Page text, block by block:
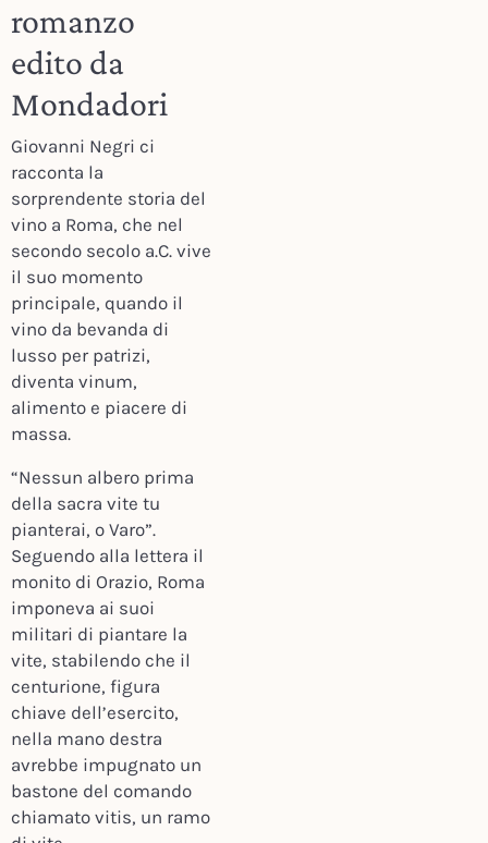
romanzo
edito da
Mondadori
Giovanni Negri ci
racconta la
sorprendente storia del
vino a Roma, che nel
secondo secolo a.C. vive
il suo momento
principale, quando il
vino da bevanda di
lusso per patrizi,
diventa vinum,
alimento e piacere di
massa.
“Nessun albero prima
della sacra vite tu
pianterai, o Varo”.
Seguendo alla lettera il
monito di Orazio, Roma
imponeva ai suoi
militari di piantare la
vite, stabilendo che il
centurione, figura
chiave dell’esercito,
nella mano destra
avrebbe impugnato un
bastone del comando
chiamato vitis, un ramo